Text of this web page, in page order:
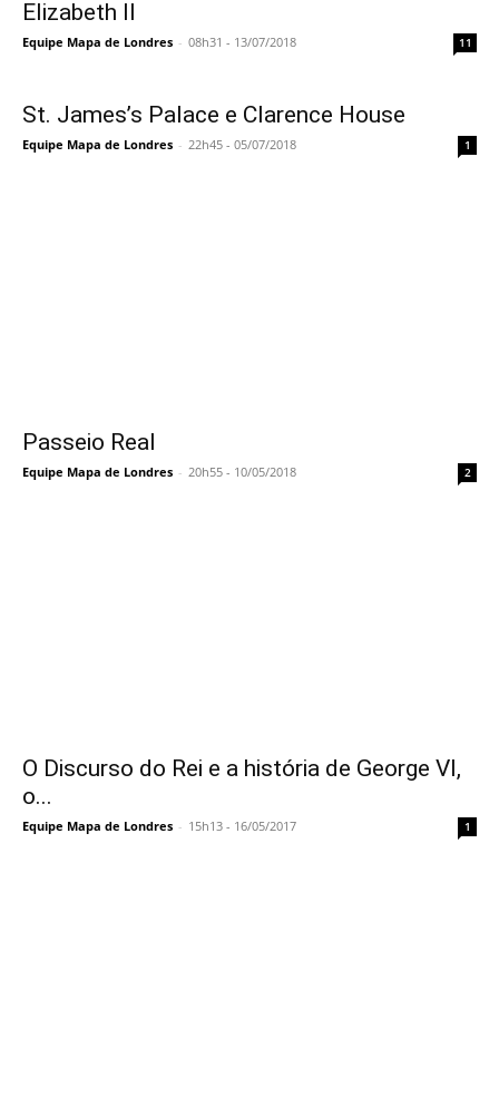
Elizabeth II
Equipe Mapa de Londres - 08h31 - 13/07/2018 11
St. James’s Palace e Clarence House
Equipe Mapa de Londres - 22h45 - 05/07/2018 1
Passeio Real
Equipe Mapa de Londres - 20h55 - 10/05/2018 2
O Discurso do Rei e a história de George VI,
o...
Equipe Mapa de Londres - 15h13 - 16/05/2017 1